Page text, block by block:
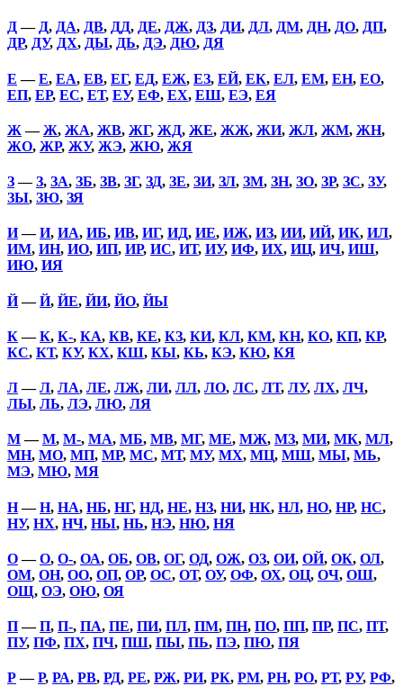
Д— Д, ДА, ДВ, ДД, ДЕ, ДЖ, ДЗ, ДИ, ДЛ, ДМ, ДН, ДО, ДП,
ДР, ДУ, ДХ, ДЫ, ДЬ, ДЭ, ДЮ, ДЯ
Е —Е, ЕА, ЕВ, ЕГ, ЕД, ЕЖ, ЕЗ, ЕЙ, ЕК, ЕЛ, ЕМ, ЕН, ЕО,
ЕП, ЕР, ЕС, ЕТ, ЕУ, ЕФ, ЕХ, ЕШ, ЕЭ, ЕЯ
Ж —Ж, ЖА, ЖВ, ЖГ, ЖД, ЖЕ, ЖЖ, ЖИ, ЖЛ, ЖМ, ЖН,
ЖО, ЖР, ЖУ, ЖЭ, ЖЮ, ЖЯ
З—З, ЗА, ЗБ, ЗВ, ЗГ, ЗД, ЗЕ, ЗИ, ЗЛ, ЗМ, ЗН, ЗО, ЗР, ЗС, ЗУ,
ЗЫ, ЗЮ, ЗЯ
И—И, ИА, ИБ, ИВ, ИГ, ИД, ИЕ, ИЖ, ИЗ, ИИ, ИЙ, ИК, ИЛ,
ИМ, ИН, ИО, ИП, ИР, ИС, ИТ, ИУ, ИФ, ИХ, ИЦ, ИЧ, ИШ,
ИЮ, ИЯ
Й—Й, ЙЕ, ЙИ, ЙО, ЙЫ
К—К, К-, КА, КВ, КЕ, КЗ, КИ, КЛ, КМ, КН, КО, КП, КР,
КС, КТ, КУ, КХ, КШ, КЫ, КЬ, КЭ, КЮ, КЯ
Л—Л, ЛА, ЛЕ, ЛЖ, ЛИ, ЛЛ, ЛО, ЛС, ЛТ, ЛУ, ЛХ, ЛЧ,
ЛЫ, ЛЬ, ЛЭ, ЛЮ, ЛЯ
М—М, М-, МА, МБ, МВ, МГ, МЕ, МЖ, МЗ, МИ, МК, МЛ,
МН, МО, МП, МР, МС, МТ, МУ, МХ, МЦ, МШ, МЫ, МЬ,
МЭ, МЮ, МЯ
Н—Н, НА, НБ, НГ, НД, НЕ, НЗ, НИ, НК, НЛ, НО, НР, НС,
НУ, НХ, НЧ, НЫ, НЬ, НЭ, НЮ, НЯ
О—О, О-, ОА, ОБ, ОВ, ОГ, ОД, ОЖ, ОЗ, ОИ, ОЙ, ОК, ОЛ,
ОМ, ОН, ОО, ОП, ОР, ОС, ОТ, ОУ, ОФ, ОХ, ОЦ, ОЧ, ОШ,
ОЩ, ОЭ, ОЮ, ОЯ
П—П, П-, ПА, ПЕ, ПИ, ПЛ, ПМ, ПН, ПО, ПП, ПР, ПС, ПТ,
ПУ, ПФ, ПХ, ПЧ, ПШ, ПЫ, ПЬ, ПЭ, ПЮ, ПЯ
Р—Р, РА, РВ, РД, РЕ, РЖ, РИ, РК, РМ, РН, РО, РТ, РУ, РФ,